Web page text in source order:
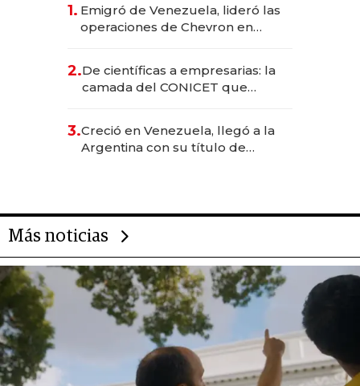
1. Emigró de Venezuela, lideró las
operaciones de Chevron en
2.De científicas a empresarias: la
camada del CONICET que
3.Creció en Venezuela, llegó a la
Argentina con su título de
Más noticias